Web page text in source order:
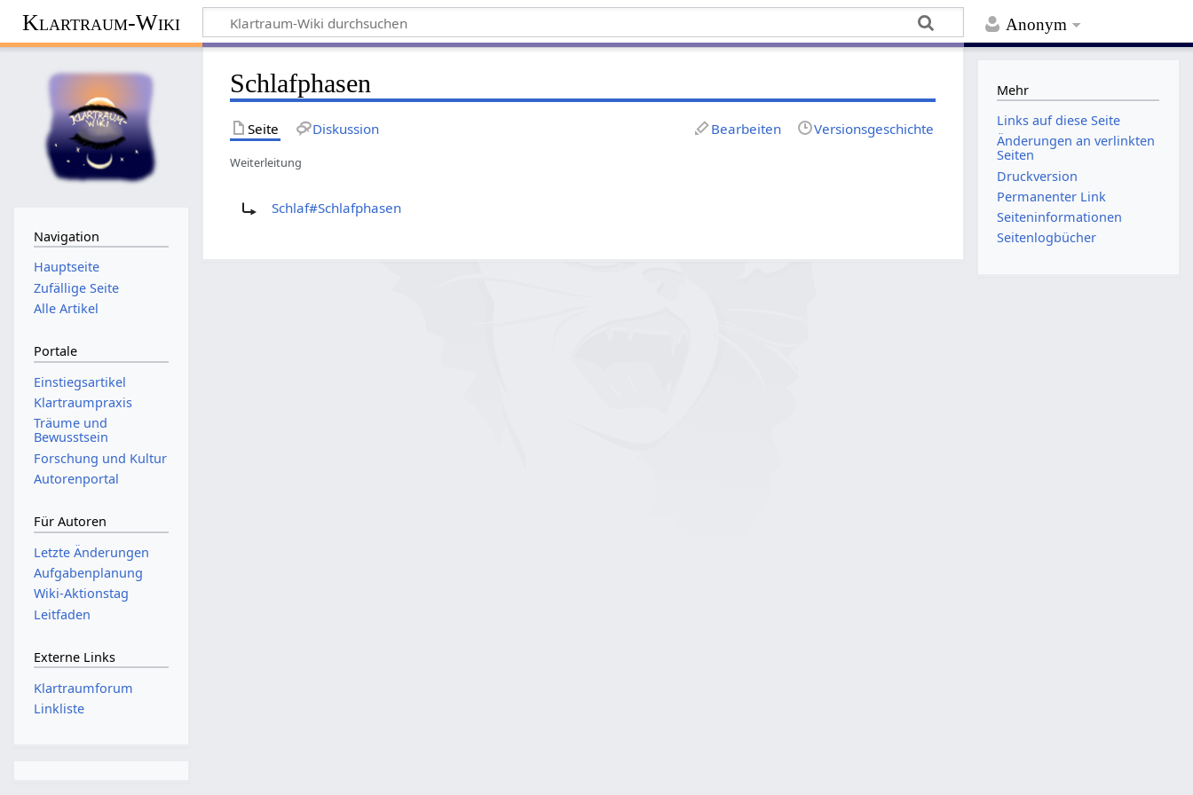
Anonym
Klartraum-Wiki
Schlafphasen
Seite Diskussion Bearbeiten Versionsgeschichte
Weiterleitung
Schlaf#Schlafphasen
Navigation
Hauptseite
Zufällige Seite
Alle Artikel
Portale
Einstiegsartikel
Klartraumpraxis
Träume und
Bewusstsein
Forschung und Kultur
Autorenportal
Für Autoren
Letzte Änderungen
Aufgabenplanung
Wiki-Aktionstag
Leitfaden
Externe Links
Klartraumforum
Linkliste
Mehr
Links auf diese Seite
Änderungen an verlinkten
Seiten
Druckversion
Permanenter Link
Seiten­­informationen
Seitenlogbücher